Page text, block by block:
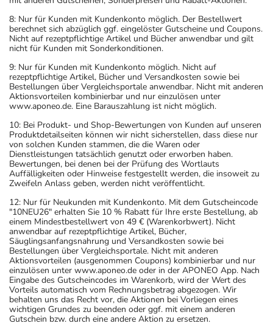
8: Nur für Kunden mit Kundenkonto möglich. Der Bestellwert
berechnet sich abzüglich ggf. eingelöster Gutscheine und Coupons.
Nicht auf rezeptpflichtige Artikel und Bücher anwendbar und gilt
nicht für Kunden mit Sonderkonditionen.
9: Nur für Kunden mit Kundenkonto möglich. Nicht auf
rezeptpflichtige Artikel, Bücher und Versandkosten sowie bei
Bestellungen über Vergleichsportale anwendbar. Nicht mit anderen
Aktionsvorteilen kombinierbar und nur einzulösen unter
www.aponeo.de. Eine Barauszahlung ist nicht möglich.
10: Bei Produkt- und Shop-Bewertungen von Kunden auf unseren
Produktdetailseiten können wir nicht sicherstellen, dass diese nur
von solchen Kunden stammen, die die Waren oder
Dienstleistungen tatsächlich genutzt oder erworben haben.
Bewertungen, bei denen bei der Prüfung des Wortlauts
Auffälligkeiten oder Hinweise festgestellt werden, die insoweit zu
Zweifeln Anlass geben, werden nicht veröffentlicht.
12: Nur für Neukunden mit Kundenkonto. Mit dem Gutscheincode
"10NEU26" erhalten Sie 10 % Rabatt für Ihre erste Bestellung, ab
einem Mindestbestellwert von 49 € (Warenkorbwert). Nicht
anwendbar auf rezeptpflichtige Artikel, Bücher,
Säuglingsanfangsnahrung und Versandkosten sowie bei
Bestellungen über Vergleichsportale. Nicht mit anderen
Aktionsvorteilen (ausgenommen Coupons) kombinierbar und nur
einzulösen unter www.aponeo.de oder in der APONEO App. Nach
Eingabe des Gutscheincodes im Warenkorb, wird der Wert des
Vorteils automatisch vom Rechnungsbetrag abgezogen. Wir
behalten uns das Recht vor, die Aktionen bei Vorliegen eines
wichtigen Grundes zu beenden oder ggf. mit einem anderen
Gutschein bzw. durch eine andere Aktion zu ersetzen.